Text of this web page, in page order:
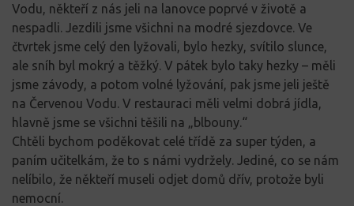
Vodu, někteří z nás jeli na lanovce poprvé v životě a
nespadli. Jezdili jsme všichni na modré sjezdovce. Ve
čtvrtek jsme celý den lyžovali, bylo hezky, svítilo slunce,
ale sníh byl mokrý a těžký. V pátek bylo taky hezky – měli
jsme závody, a potom volné lyžování, pak jsme jeli ještě
na Červenou Vodu. V restauraci měli velmi dobrá jídla,
hlavně jsme se všichni těšili na „blbouny.“
Chtěli bychom poděkovat celé třídě za super týden, a
paním učitelkám, že to s námi vydržely. Jediné, co se nám
nelíbilo, že někteří museli odjet domů dřív, protože byli
nemocní.